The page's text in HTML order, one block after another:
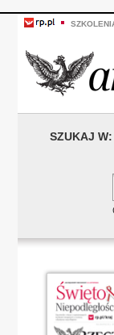
SZUKAJ W: